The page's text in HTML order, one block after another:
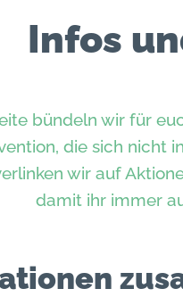
Infos
bündeln wir für
die sich nicht
wir auf
damit ihr immer